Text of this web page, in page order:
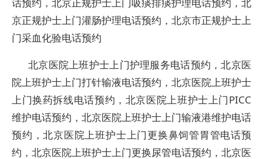
京正规护士上门灌肠护理电话预约，北京市正规护士上
门采血化验电话预约
北京医院上班护士上门护理服务电话预约，北京医
院上班护士上门打针输液电话预约，北京医院上班护士
上门换药拆线电话预约，北京医院上班护士上门PICC
维护电话预约，北京医院上班护士上门输液港维护电话
预约，北京医院上班护士上门更换鼻饲管胃管电话预
约，北京医院上班护士上门更换尿管电话预约，北京医